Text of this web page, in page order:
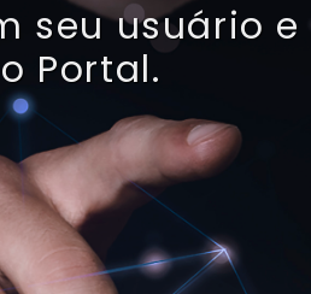
seu usuário e
Portal.